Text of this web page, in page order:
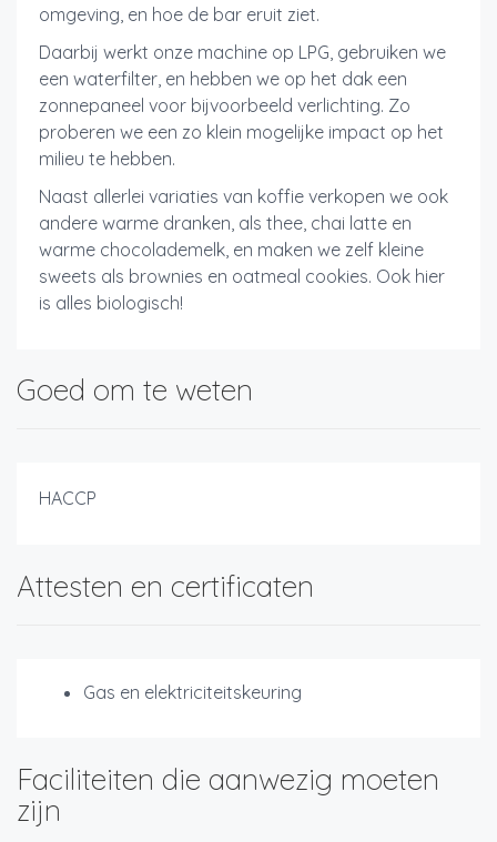
omgeving, en hoe de bar eruit ziet.
Daarbij werkt onze machine op LPG, gebruiken we
een waterfilter, en hebben we op het dak een
zonnepaneel voor bijvoorbeeld verlichting. Zo
proberen we een zo klein mogelijke impact op het
milieu te hebben.
Naast allerlei variaties van koffie verkopen we ook
andere warme dranken, als thee, chai latte en
warme chocolademelk, en maken we zelf kleine
sweets als brownies en oatmeal cookies. Ook hier
is alles biologisch!
Goed om te weten
HACCP
Attesten en certificaten
Gas en elektriciteitskeuring
Faciliteiten die aanwezig moeten
zijn